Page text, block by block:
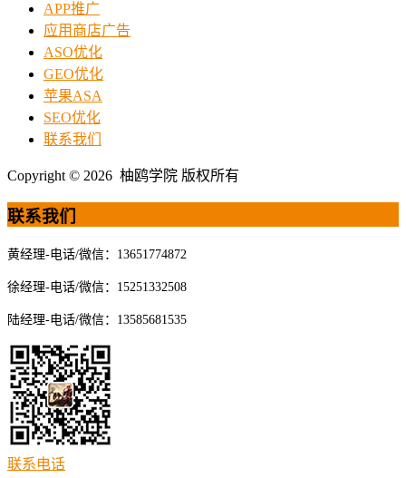
APP推广
应用商店广告
ASO优化
GEO优化
苹果ASA
SEO优化
联系我们
Copyright © 2026 柚鸥学院 版权所有
联系我们
黄经理-电话/微信：13651774872
徐经理-电话/微信：15251332508
陆经理-电话/微信：13585681535
联系电话